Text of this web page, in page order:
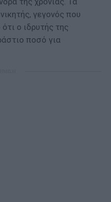
γεγονός που
ο ιδρυτής της
ποσό για